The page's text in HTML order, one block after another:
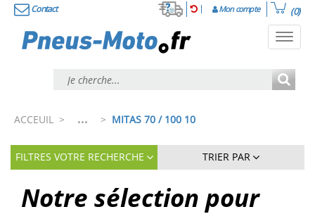
Contact Mon compte (0)
ACCEUIL > ... > MITAS 70 / 100 10
FILTRES VOTRE RECHERCHE TRIER PAR
Notre sélection pour